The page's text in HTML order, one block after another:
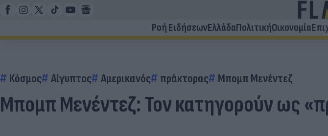
Ροή ΕιδήσεωνΕλλάδαΠολιτικήΟικονομία
Κόσμος Αίγυπτος Αμερικανός πράκτορας Μπομπ Μενέντεζ
Μπομπ Μενέντεζ: Τον κατηγορούν ως